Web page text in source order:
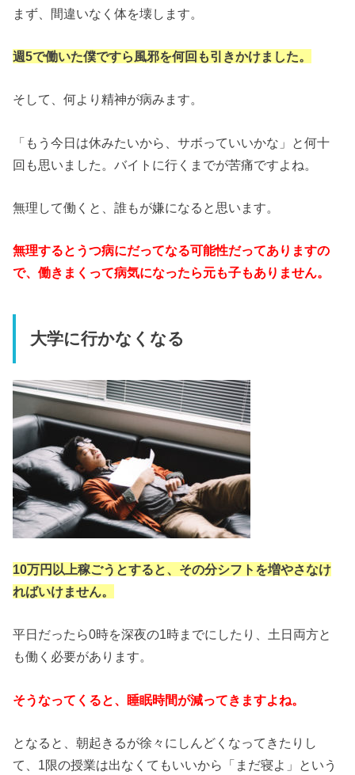
まず、間違いなく体を壊します。
週5で働いた僕ですら風邪を何回も引きかけました。
そして、何より精神が病みます。
「もう今日は休みたいから、サボっていいかな」と何十
回も思いました。バイトに行くまでが苦痛ですよね。
無理して働くと、誰もが嫌になると思います。
無理するとうつ病にだってなる可能性だってありますの
で、働きまくって病気になったら元も子もありません。
大学に行かなくなる
10万円以上稼ごうとすると、その分シフトを増やさなけ
ればいけません。
平日だったら0時を深夜の1時までにしたり、土日両方と
も働く必要があります。
そうなってくると、睡眠時間が減ってきますよね。
となると、朝起きるが徐々にしんどくなってきたりし
て、1限の授業は出なくてもいいから「まだ寝よ」という